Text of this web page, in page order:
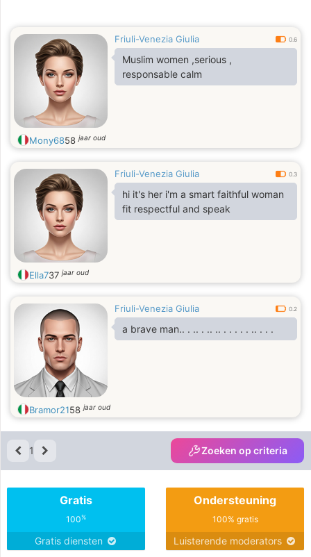
Friuli-Venezia Giulia 0.6
Muslim women ,serious ,
responsable calm
Mony6858jaar oud
Friuli-Venezia Giulia 0.3
hi it's her i'm a smart faithful woman
fit respectful and speak
Ella737jaar oud
Friuli-Venezia Giulia 0.2
a brave man.. . .. . .. .. . . . . . .. . . .
Bramor2158jaar oud
1 Zoeken op criteria
Gratis
100%
Gratis diensten
Ondersteuning
100% gratis
Luisterende moderators